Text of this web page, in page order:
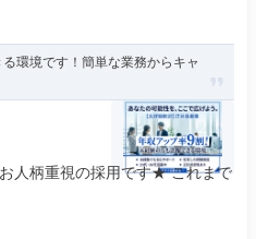
環境です！簡単な業務からキャ
人柄重視の採用です★ これまで